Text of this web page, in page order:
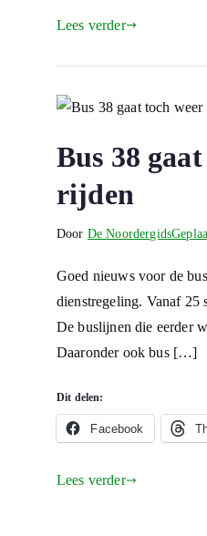
Lees verder
Bus 38
rijden
Door De Noordergids
Goed nieuws voor de
dienstregeling. Vanaf 25
De buslijnen die eerder
Daaronder ook bus […]
Dit delen:
Facebook
Lees verder